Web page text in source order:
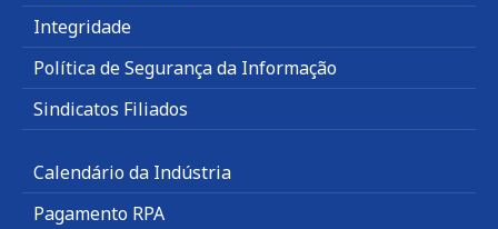
Integridade
Política de Segurança da Informação
Sindicatos Filiados
Calendário da Indústria
Pagamento RPA